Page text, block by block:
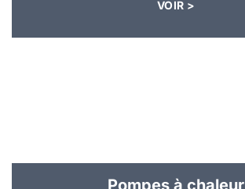
VOIR >